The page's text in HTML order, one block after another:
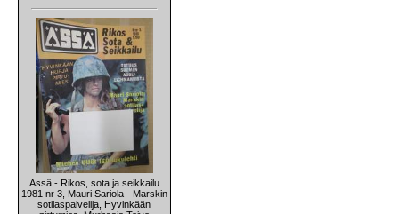
Ässä - Rikos, sota ja seikkailu
1981 nr 3, Mauri Sariola - Marskin
sotilaspalvelija, Hyvinkään